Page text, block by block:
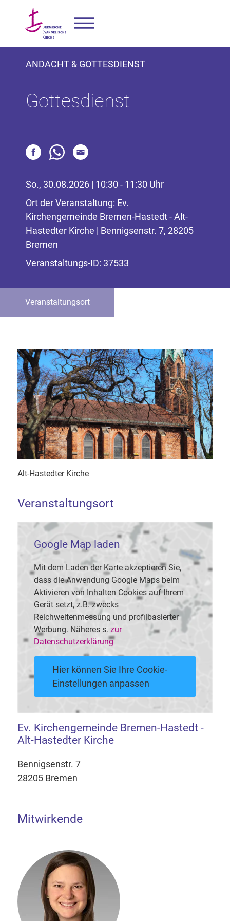
ANDACHT & GOTTESDIENST
Gottesdienst
So., 30.08.2026 | 10:30 - 11:30 Uhr
Ort der Veranstaltung: Ev.
Kirchengemeinde Bremen-Hastedt - Alt-
Hastedter Kirche | Bennigsenstr. 7, 28205
Bremen
Veranstaltungs-ID: 37533
Veranstaltungsort
Alt-Hastedter Kirche
Veranstaltungsort
Google Map laden
Mit dem Laden der Karte akzeptieren Sie,
dass die Anwendung Google Maps beim
Aktivieren von Inhalten Cookies auf Ihrem
Gerät setzt, z.B. zwecks
Reichweitenmessung und profilbasierter
Werbung. Näheres s. zur
Datenschutzerklärung
Hier können Sie Ihre Cookie-
Einstellungen anpassen
Ev. Kirchengemeinde Bremen-Hastedt -
Alt-Hastedter Kirche
Bennigsenstr. 7
28205 Bremen
Mitwirkende